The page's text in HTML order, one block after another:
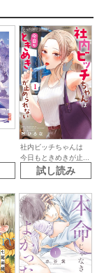
社内ビッチちゃんは
今日もときめきが止...
試し読み